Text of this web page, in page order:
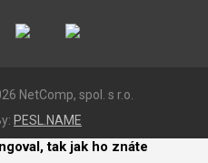
NetComp, spol. s r.o.
PESL.NAME
tak jak ho znáte